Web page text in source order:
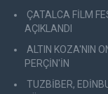
ÇATALCA FİLM
AÇIKLANDI
ALTIN KOZA'NIN
PERÇİN'İN
TUZBİBER,